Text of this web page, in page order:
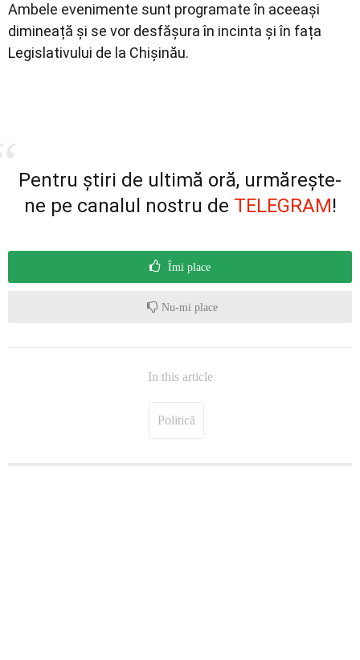
Ambele evenimente sunt programate în aceeași
dimineață și se vor desfășura în incinta și în fața
Legislativului de la Chișinău.
Pentru știri de ultimă oră, urmărește-
ne pe canalul nostru de TELEGRAM!
Îmi place
Nu-mi place
In this article
Politică